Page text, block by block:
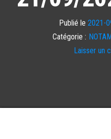
Publié le 2021-
Catégorie :
Laisser un